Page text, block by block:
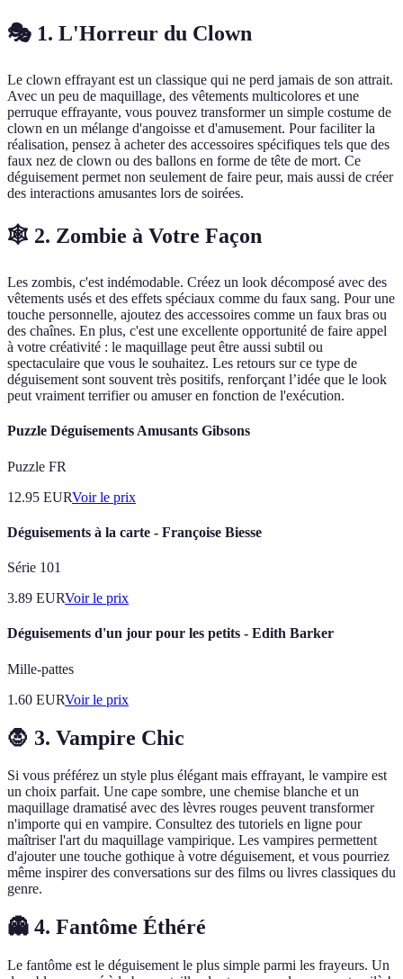
🎭 1. L'Horreur du Clown
Le clown effrayant est un classique qui ne perd jamais de son attrait.
Avec un peu de maquillage, des vêtements multicolores et une
perruque effrayante, vous pouvez transformer un simple costume de
clown en un mélange d'angoisse et d'amusement. Pour faciliter la
réalisation, pensez à acheter des accessoires spécifiques tels que des
faux nez de clown ou des ballons en forme de tête de mort. Ce
déguisement permet non seulement de faire peur, mais aussi de créer
des interactions amusantes lors de soirées.
🕸️ 2. Zombie à Votre Façon
Les zombis, c'est indémodable. Créez un look décomposé avec des
vêtements usés et des effets spéciaux comme du faux sang. Pour une
touche personnelle, ajoutez des accessoires comme un faux bras ou
des chaînes. En plus, c'est une excellente opportunité de faire appel
à votre créativité : le maquillage peut être aussi subtil ou
spectaculaire que vous le souhaitez. Les retours sur ce type de
déguisement sont souvent très positifs, renforçant l’idée que le look
peut vraiment terrifier ou amuser en fonction de l'exécution.
Puzzle Déguisements Amusants Gibsons
Puzzle FR
12.95 EURVoir le prix
Déguisements à la carte - Françoise Biesse
Série 101
3.89 EURVoir le prix
Déguisements d'un jour pour les petits - Edith Barker
Mille-pattes
1.60 EURVoir le prix
🧛 3. Vampire Chic
Si vous préférez un style plus élégant mais effrayant, le vampire est
un choix parfait. Une cape sombre, une chemise blanche et un
maquillage dramatisé avec des lèvres rouges peuvent transformer
n'importe qui en vampire. Consultez des tutoriels en ligne pour
maîtriser l'art du maquillage vampirique. Les vampires permettent
d'ajouter une touche gothique à votre déguisement, et vous pourriez
même inspirer des conversations sur des films ou livres classiques du
genre.
👻 4. Fantôme Éthéré
Le fantôme est le déguisement le plus simple parmi les frayeurs. Un